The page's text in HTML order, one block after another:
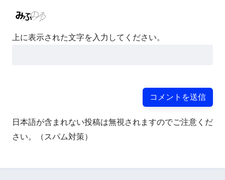
上に表示された文字を入力してください。
日本語が含まれない投稿は無視されますのでご注意くだ
さい。（スパム対策）